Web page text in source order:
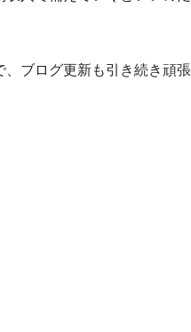
、ブログ更新も引き続き頑張